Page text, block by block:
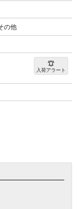
の他
入荷アラート